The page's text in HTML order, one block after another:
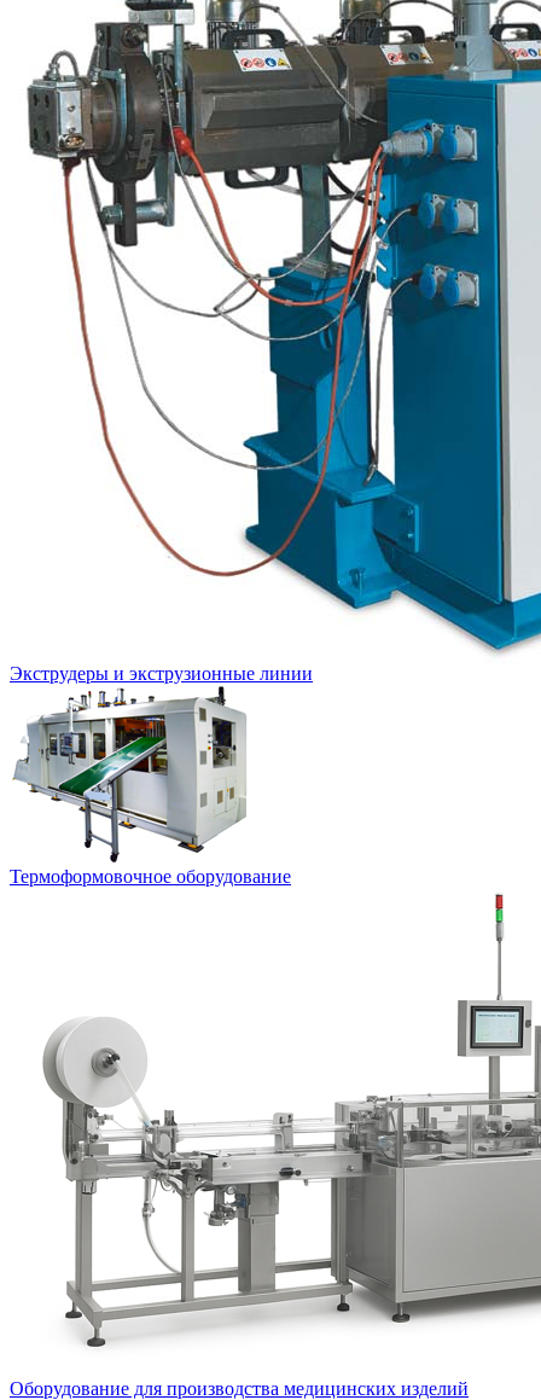
Экструдеры и экструзионные линии
Термоформовочное оборудование
Оборудование для производства медицинских изделий